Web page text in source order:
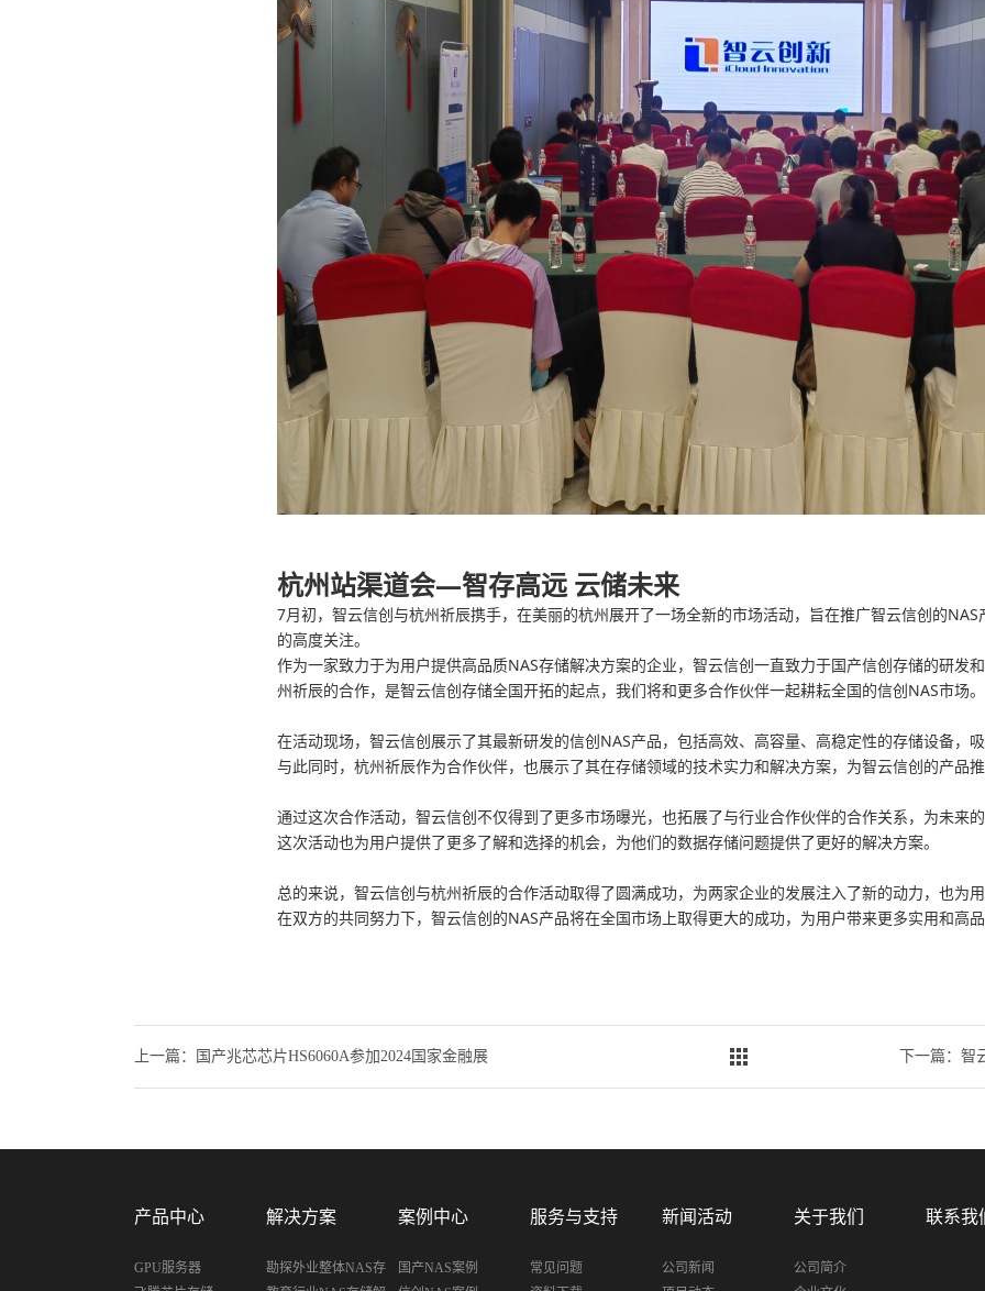
杭州站渠道会—智存高远 云储未来
7月初，智云信创与杭州祈辰携手，在美丽的杭州展开了一场全新的市场活动，旨在推广智云信创的
的高度关注。
作为一家致力于为用户提供高品质NAS存储解决方案的企业，智云信创一直致力于国产信创存储的研发
州祈辰的合作，是智云信创存储全国开拓的起点，我们将和更多合作伙伴一起耕耘全国的信创NAS市场。
在活动现场，智云信创展示了其最新研发的信创NAS产品，包括高效、高容量、高稳定性的存储设备，
与此同时，杭州祈辰作为合作伙伴，也展示了其在存储领域的技术实力和解决方案，为智云信创的产品
通过这次合作活动，智云信创不仅得到了更多市场曝光，也拓展了与行业合作伙伴的合作关系，为未来
这次活动也为用户提供了更多了解和选择的机会，为他们的数据存储问题提供了更好的解决方案。
总的来说，智云信创与杭州祈辰的合作活动取得了圆满成功，为两家企业的发展注入了新的动力，也为
在双方的共同努力下，智云信创的NAS产品将在全国市场上取得更大的成功，为用户带来更多实用和高
上一篇：国产兆芯芯片HS6060A参加2024国家金融展 下一篇：
产品中心
GPU服务器
解决方案
勘探外业整体NAS存
案例中心
国产NAS案例
服务与支持
常见问题
新闻活动
公司新闻
关于我们
公司简介
联系我